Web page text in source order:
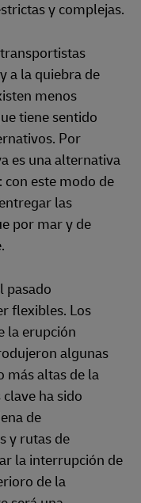
y complejas.
a la quiebra de
menos
tiene sentido
Por
es una alternativa
con este modo de
las
por mar y de
pasado
flexibles. Los
la erupción
algunas
más altas de la
ha sido
de
y rutas de
la interrupción de
de la